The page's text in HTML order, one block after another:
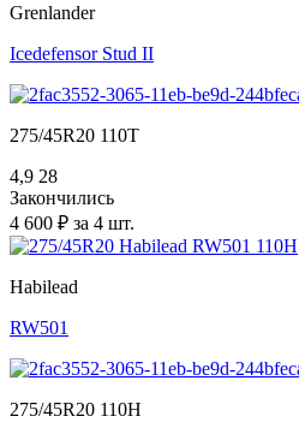
Grenlander
Icedefensor Stud II
275/45R20 110T
4,9 28
Закончились
4 600 ₽ за 4 шт.
Habilead
RW501
275/45R20 110H